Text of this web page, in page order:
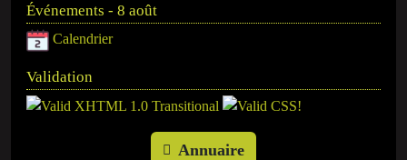
Événements - 8 août
Calendrier
Validation
Annuaire